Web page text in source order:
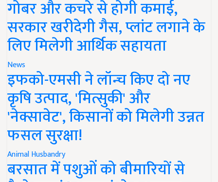
गोबर और कचरे से होगी कमाई,
सरकार खरीदेगी गैस, प्लांट लगाने के
लिए मिलेगी आर्थिक सहायता
News
इफको-एमसी ने लॉन्च किए दो नए
कृषि उत्पाद, 'मित्सुकी' और
'नेक्सावेट', किसानों को मिलेगी उन्नत
फसल सुरक्षा!
Animal Husbandry
बरसात में पशुओं को बीमारियों से